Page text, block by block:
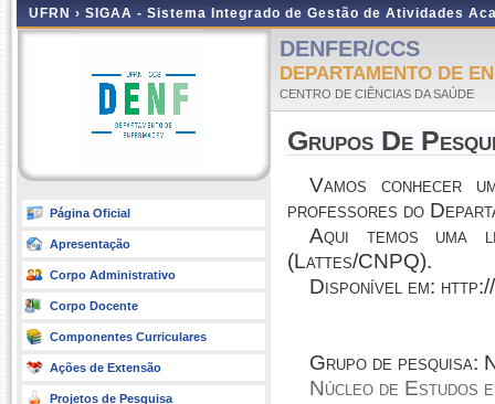
UFRN › SIGAA - Sistema Integrado de Gestão de Atividades
Página Oficial
Apresentação
Corpo Administrativo
Corpo Docente
Componentes Curriculares
Ações de Extensão
Projetos de Pesquisa
DENFER/CCS
DEPARTAMENTO DE
CENTRO DE CIÊNCIAS DA SAÚDE
Grupos De
Vamos conhecer
professores do
Aqui temos uma
(Lattes/CNPQ).
Disponível em:
Grupo de pesquisa:
Núcleo de Estudos